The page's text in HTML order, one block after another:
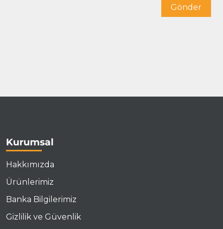
Gönder
Kurumsal
Hakkımızda
Ürünlerimiz
Banka Bilgilerimiz
Gizlilik ve Güvenlik